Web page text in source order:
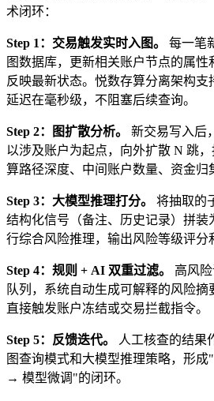
术闭环：
Step 1：交易触发实时入图。
每一笔
图数据库，更新相关账户节点的属
反映最新状态。悦数存算分离架构支
延迟在毫秒级，不阻塞后续查询。
Step 2：图扩散分析。
新交易写入后
以涉及账户为起点，向外扩散 N 跳
算路径深度、中间账户数量、资金归
Step 3：大模型推理打分。
将抽取的
结构化信号（备注、历史记录）拼装
行综合风险推理，输出风险等级评分
Step 4：规则 + AI 双重过滤。
高风
队列，系统自动生成可解释的风险
直接触发账户冻结或交易拦截指令。
Step 5：反馈迭代。
人工核查的结果
图查询模式和大模型推理策略，形
→ 模型微调"的闭环。